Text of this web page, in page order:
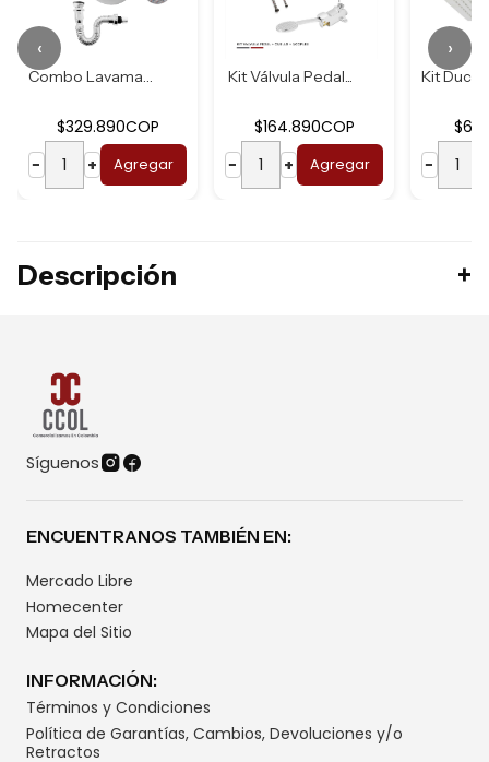
Combo Lavamanos B...
$329.890COP
−
+ Agregar
Kit Válvula Pedal...
$164.890COP
−
+ Agregar
−
‹ ›
Descripción
Síguenos
ENCUENTRANOS TAMBIÉN EN:
Mercado Libre
Homecenter
Mapa del Sitio
INFORMACIÓN:
Términos y Condiciones
Política de Garantías, Cambios, Devoluciones y/o
Retractos